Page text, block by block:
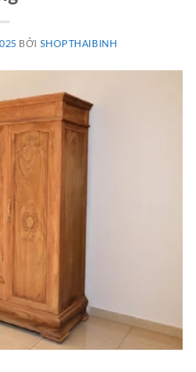
BỞI SHOPTHAIBINH